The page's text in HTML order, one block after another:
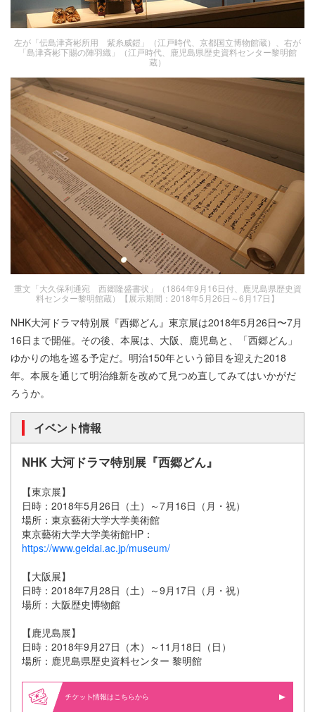
左が「伝島津斉彬所用 紫糸威鎧」（江戸時代、京都国立博物館蔵）、右が
「島津斉彬下賜の陣羽織」（江戸時代、鹿児島県歴史資料センター黎明館
蔵）
重文「大久保利通宛 西郷隆盛書状」（1864年9月16日付、鹿児島県歴史資
料センター黎明館蔵）【展示期間：2018年5月26日～6月17日】
NHK大河ドラマ特別展『西郷どん』東京展は2018年5月26日〜7月
16日まで開催。その後、本展は、大阪、鹿児島と、「西郷どん」
ゆかりの地を巡る予定だ。明治150年という節目を迎えた2018
年。本展を通じて明治維新を改めて見つめ直してみてはいかがだ
ろうか。
イベント情報
NHK 大河ドラマ特別展『西郷どん』
【東京展】
日時：2018年5月26日（土）～7月16日（月・祝）
場所：東京藝術大学大学美術館
東京藝術大学大学美術館HP：
https://www.geidai.ac.jp/museum/
【大阪展】
日時：2018年7月28日（土）～9月17日（月・祝）
場所：大阪歴史博物館
【鹿児島展】
日時：2018年9月27日（木）～11月18日（日）
場所：鹿児島県歴史資料センター 黎明館
情報はこちらから